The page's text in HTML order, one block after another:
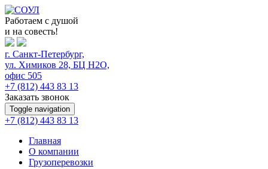
Работаем с душой
и на совесть!
г. Санкт-Петербург,
ул. Химиков 28, БЦ Н2О,
офис 505
+7 (812) 443 83 13
Заказать звонок
Toggle navigation
+7 (812) 443 83 13
Главная
О компании
Грузоперевозки